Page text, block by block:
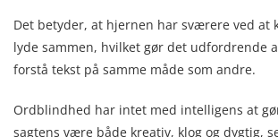
Det betyder, at hjernen har sværere ved at
lyde sammen, hvilket gør det udfordrende
forstå tekst på samme måde som andre.
Ordblindhed har intet med intelligens at
sagtens være både kreativ, klog og dygtig,